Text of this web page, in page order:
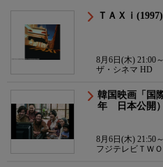
ＴＡＸｉ
8月6日(木) 21:00
ザ・シネマ HD
韓国映画「国
年 日本公開）
8月6日(木) 21:50
フジテレビＴＷ